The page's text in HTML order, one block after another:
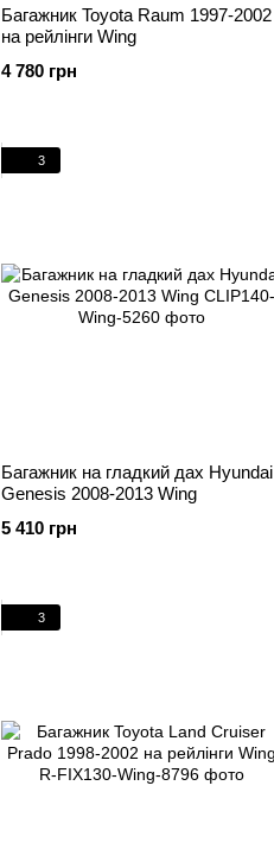
Багажник Toyota Raum 1997-2002
на рейлінги Wing
4 780 грн
3
Багажник на гладкий дах Hyundai
Genesis 2008-2013 Wing
5 410 грн
3